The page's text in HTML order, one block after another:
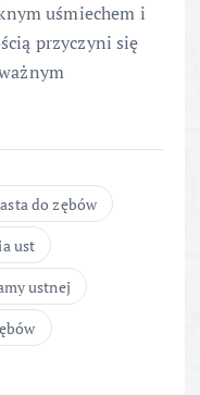
uśmiechem i
przyczyni się
do zębów
ust
ustnej